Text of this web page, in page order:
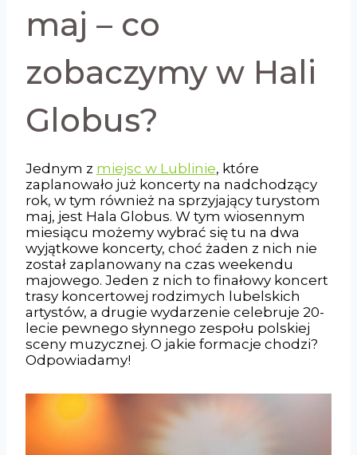
maj – co
zobaczymy w Hali
Globus?
Jednym z miejsc w Lublinie, które
zaplanowało już koncerty na nadchodzący
rok, w tym również na sprzyjający turystom
maj, jest Hala Globus. W tym wiosennym
miesiącu możemy wybrać się tu na dwa
wyjątkowe koncerty, choć żaden z nich nie
został zaplanowany na czas weekendu
majowego. Jeden z nich to finałowy koncert
trasy koncertowej rodzimych lubelskich
artystów, a drugie wydarzenie celebruje 20-
lecie pewnego słynnego zespołu polskiej
sceny muzycznej. O jakie formacje chodzi?
Odpowiadamy!